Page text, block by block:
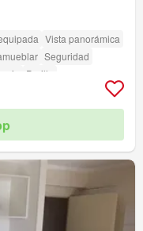
Vista panorámica
Seguridad
Parilla
discapacidad